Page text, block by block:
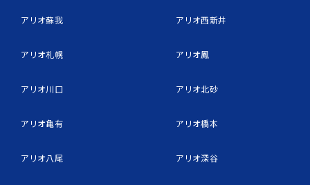
アリオ蘇我
アリオ札幌
アリオ川口
アリオ亀有
アリオ八尾
アリオ西新井
アリオ鳳
アリオ北砂
アリオ橋本
アリオ深谷